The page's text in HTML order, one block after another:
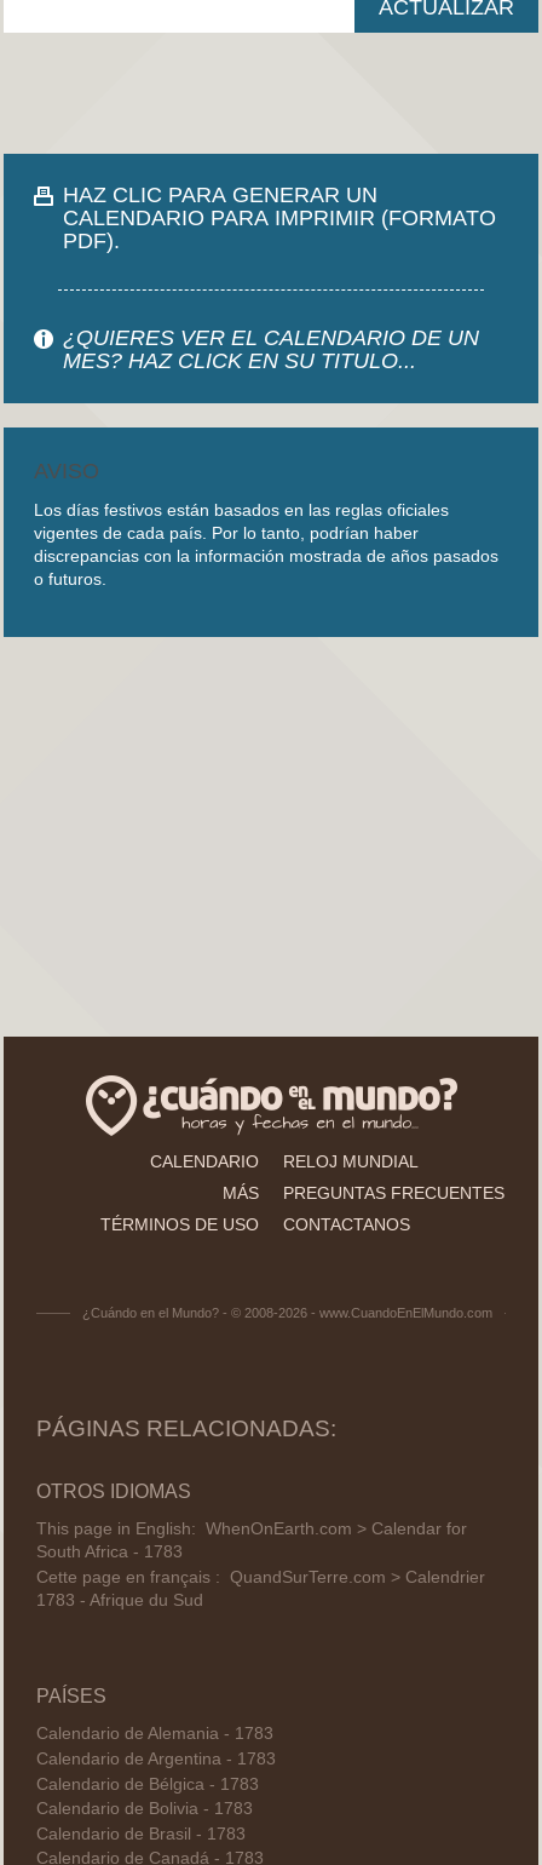
HAZ CLIC PARA GENERAR UN
CALENDARIO PARA IMPRIMIR (FORMATO
PDF).
¿QUIERES VER EL CALENDARIO DE UN
MES? HAZ CLICK EN SU TITULO...
AVISO
Los días festivos están basados en las reglas oficiales
vigentes de cada país. Por lo tanto, podrían haber
discrepancias con la información mostrada de años pasados
o futuros.
CALENDARIO
RELOJ MUNDIAL
MÁS
PREGUNTAS FRECUENTES
TÉRMINOS DE USO
CONTACTANOS
¿Cuándo en el Mundo? - © 2008-2026 - www.CuandoEnElMundo.com
PÁGINAS RELACIONADAS:
OTROS IDIOMAS
This page in English: WhenOnEarth.com > Calendar for
South Africa - 1783
Cette page en français : QuandSurTerre.com > Calendrier
1783 - Afrique du Sud
PAÍSES
Calendario de Alemania - 1783
Calendario de Argentina - 1783
Calendario de Bélgica - 1783
Calendario de Bolivia - 1783
Calendario de Brasil - 1783
Calendario de Canadá - 1783